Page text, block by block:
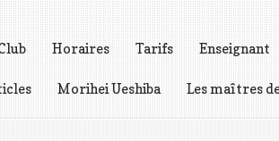
Horaires Tarifs Enseignant
Morihei Ueshiba Les maîtres